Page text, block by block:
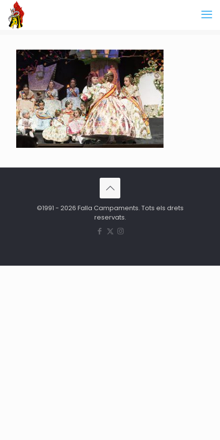
©1991 - 2026 Falla Campaments. Tots els drets
reservats.